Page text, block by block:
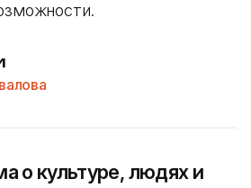
о культуре, людях и